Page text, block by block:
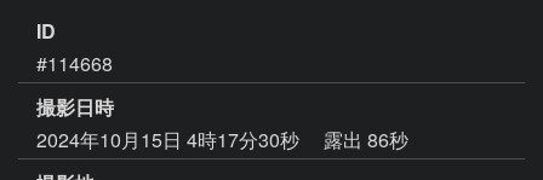
ID
#114668
撮影日時
2024年10月15日 4時17分30秒
露出 86秒